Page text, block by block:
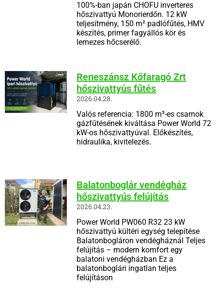
100%-ban japán CHOFU inverteres
hőszivattyú Monorierdőn. 12 kW
teljesítmény, 150 m² padlófűtés, HMV
készítés, primer fagyállós kör és
lemezes hőcserélő.
Reneszánsz Kőfaragó Zrt
hőszivattyús fűtés
2026.04.28.
Valós referencia: 1800 m³-es csarnok
gázfűtésének kiváltása Power World 72
kW-os hőszivattyúval. Előkészítés,
hidraulika, kivitelezés.
Balatonboglár vendégház
hőszivattyús felújítás
2026.04.23.
Power World PW060 R32 23 kW
hőszivattyú kültéri egység telepítése
Balatonbogláron vendégháznál Teljes
felújítás – modern komfort egy
balatoni vendégházban Ez a
balatonboglári ingatlan teljes
felújításon